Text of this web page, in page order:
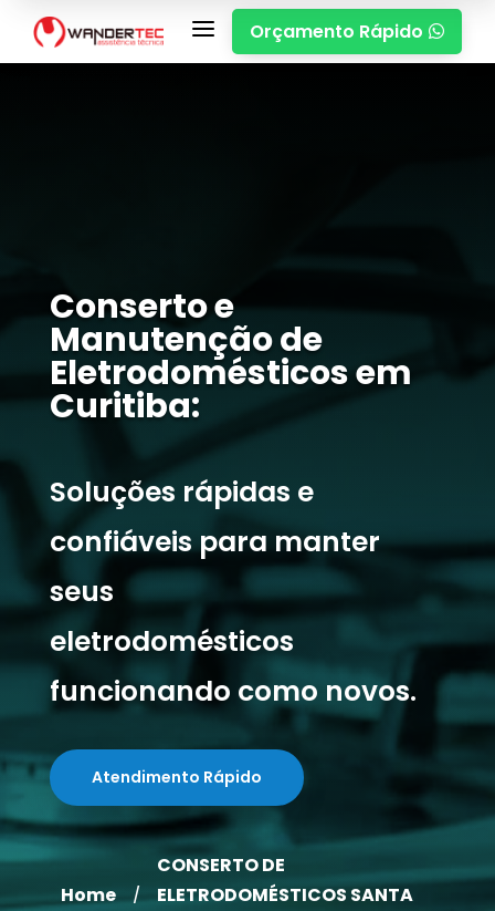
a Orçamento Rápido 
Conserto e
Manutenção de
Eletrodomésticos em
Curitiba:
Soluções rápidas e
confiáveis para manter
seus
eletrodomésticos
funcionando como novos.
Atendimento Rápido
Home /
CONSERTO DE
ELETRODOMÉSTICOS SANTA